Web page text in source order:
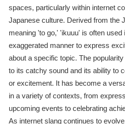
spaces, particularly within internet
Japanese culture. Derived from the
meaning 'to go,' 'ikuuu' is often used
exaggerated manner to express
about a specific topic. The
to its catchy sound and its ability to
or excitement. It has become a
in a variety of contexts, from
upcoming events to celebrating
As internet slang continues to